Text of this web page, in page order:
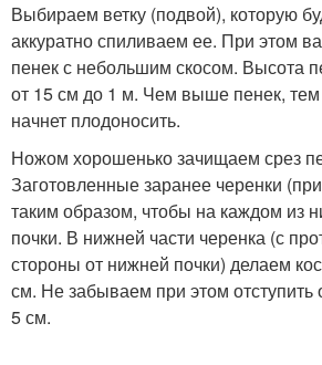
Выбираем ветку (подвой), которую
аккуратно спиливаем ее. При этом
пенек с небольшим скосом. Высота
от 15 см до 1 м. Чем выше пенек,
начнет плодоносить.
Ножом хорошенько зачищаем срез
Заготовленные заранее черенки
таким образом, чтобы на каждом из
почки. В нижней части черенка (с
стороны от нижней почки) делаем
см. Не забываем при этом отступить
5 см.